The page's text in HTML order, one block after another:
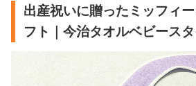
出産祝いに贈ったミッフィ
フト｜今治タオルベビースタ